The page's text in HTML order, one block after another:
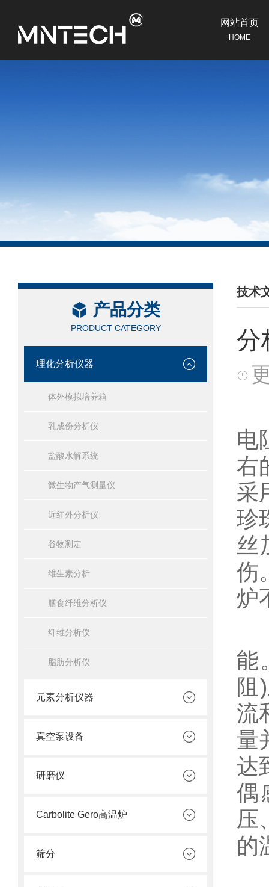
网站首页
HOME
产品分类
PRODUCT CATEGORY
理化分析仪器
体外模拟培养箱
乳成份分析仪
盐酸水解系统
微生物产气测量仪
近红外分析仪
谷物测定
维生素分析
膳食纤维分析仪
纤维分析仪
脂肪分析仪
元素分析仪器
真空泵设备
研磨仪
Carbolite Gero高温炉
筛分
技术
/
分
电
右
采
珍
丝
伤
炉
能
阻
流
量
达
偶
压
的